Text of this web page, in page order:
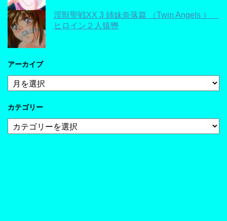
淫獣聖戦XX 3 姉妹奈落篇 （Twin Angels ）
ヒロイン２人猿轡
アーカイブ
ア
ー
イ
カテゴリー
テ